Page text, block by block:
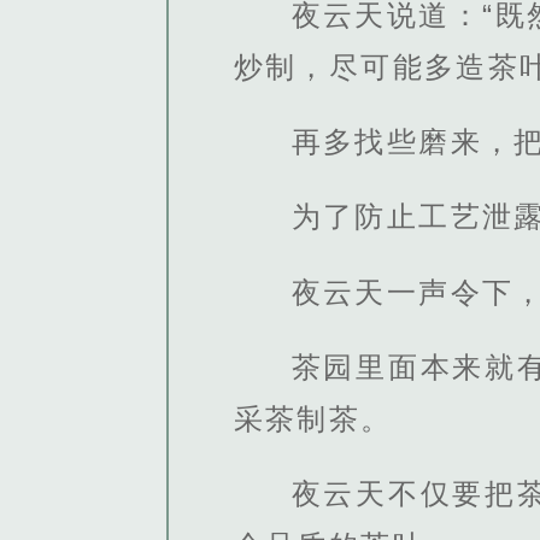
夜云天说道：“
炒制，尽可能多造茶
再多找些磨来，
为了防止工艺泄
夜云天一声令下
茶园里面本来就
采茶制茶。
夜云天不仅要把